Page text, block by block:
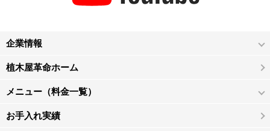
企業情報
植木屋革命ホーム
メニュー（料金一覧）
お手入れ実績